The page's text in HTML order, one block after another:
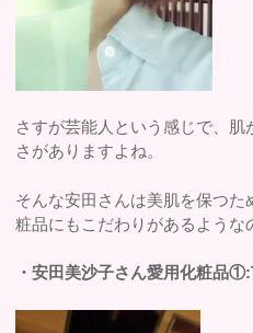
さすが芸能人という感じで、
さがありますよね。
そんな安田さんは美肌を保つ
粧品にもこだわりがあるような
・安田美沙子さん愛用化粧品